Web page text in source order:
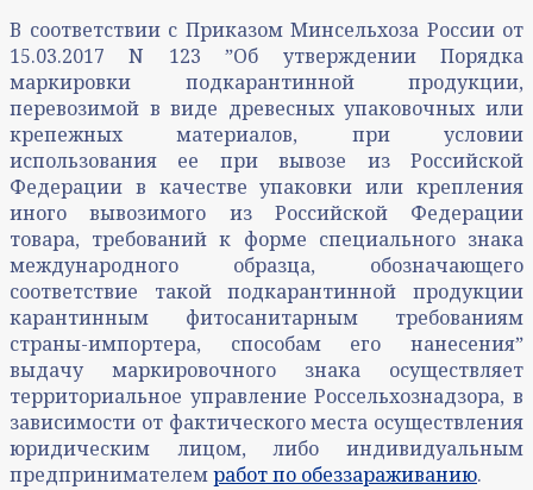
В соответствии с Приказом Минсельхоза России от
15.03.2017 N 123 ˮОб утверждении Порядка
маркировки подкарантинной продукции,
перевозимой в виде древесных упаковочных или
крепежных материалов, при условии
использования ее при вывозе из Российской
Федерации в качестве упаковки или крепления
иного вывозимого из Российской Федерации
товара, требований к форме специального знака
международного образца, обозначающего
соответствие такой подкарантинной продукции
карантинным фитосанитарным требованиям
страны-импортера, способам его нанесенияˮ
выдачу маркировочного знака осуществляет
территориальное управление Россельхознадзора, в
зависимости от фактического места осуществления
юридическим лицом, либо индивидуальным
предпринимателемработ по обеззараживанию.